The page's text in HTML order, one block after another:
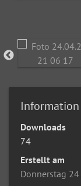
Information
Downloads
74
Erstellt am
Donnerstag